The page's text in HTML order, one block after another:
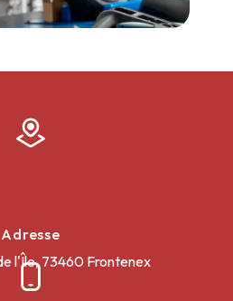
Adresse
l'Île, 73460 Frontenex